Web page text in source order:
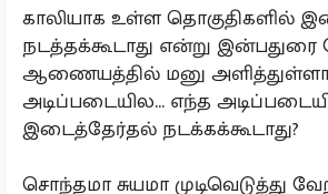
காலியாக உள்ள தொகுதிகளில்
நடத்தக்கூடாது என்று இன்பதுரை
ஆணையத்தில் மனு
அடிப்படையில... எந்த
இடைத்தேர்தல் நடக்கக்கூடாது?
சொந்தமா சுயமா முடிவெடுத்து